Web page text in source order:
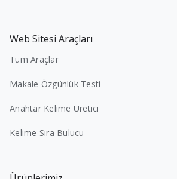
Web Sitesi Araçları
Tüm Araçlar
Makale Özgünlük Testi
Anahtar Kelime Üretici
Kelime Sıra Bulucu